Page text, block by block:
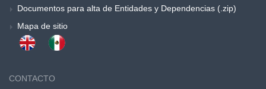
Documentos para alta de Entidades y Dependencias (.zip)
Mapa de sitio
CONTACTO